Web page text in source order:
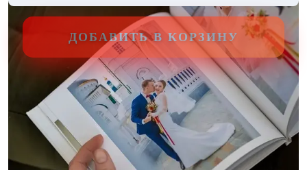
ДОБАВИТЬ В КОРЗИНУ
Другие стили фотокниг